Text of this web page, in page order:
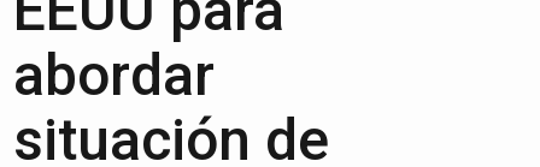
abordar
situación de